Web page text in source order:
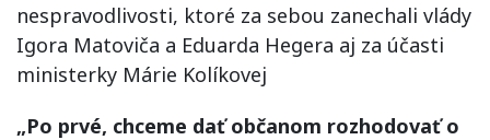
nespravodlivosti, ktoré za sebou zanechali vlády
Igora Matoviča a Eduarda Hegera aj za účasti
ministerky Márie Kolíkovej
„Po prvé, chceme dať občanom rozhodovať o